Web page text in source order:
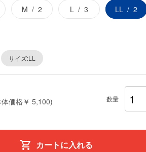
M 2 L 3 LL 2
サイズ:LL
体価格￥ 5,100) 数量
カートに入れる